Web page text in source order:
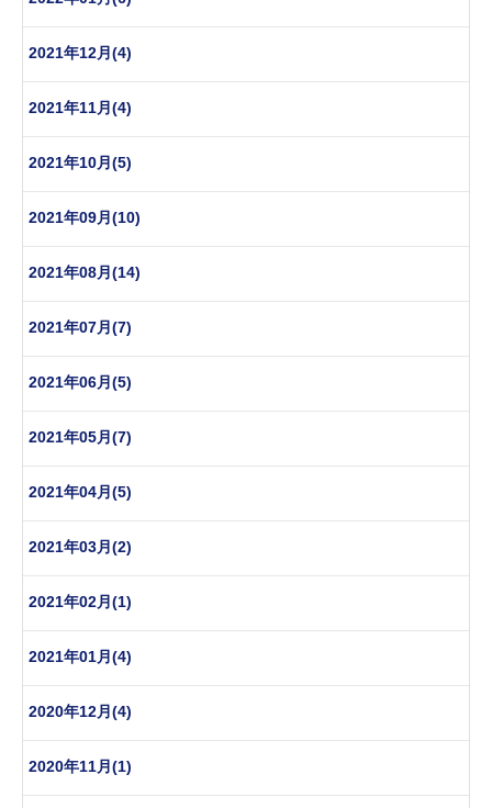
2021年12月(4)
2021年11月(4)
2021年10月(5)
2021年09月(10)
2021年08月(14)
2021年07月(7)
2021年06月(5)
2021年05月(7)
2021年04月(5)
2021年03月(2)
2021年02月(1)
2021年01月(4)
2020年12月(4)
2020年11月(1)